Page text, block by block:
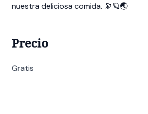
nuestra deliciosa comida. 🔭🪐🌏
Precio
Gratis